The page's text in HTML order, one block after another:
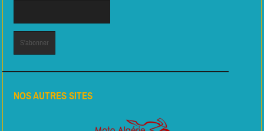
NOS AUTRES SITES